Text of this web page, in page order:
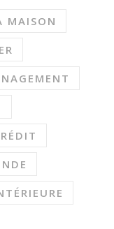
MAISON